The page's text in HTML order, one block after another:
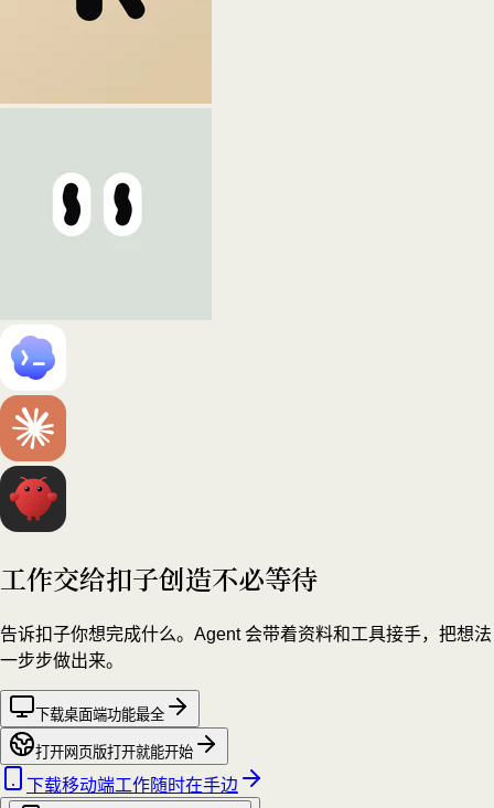
工作交给扣子创造不必等待
告诉扣子你想完成什么。Agent 会带着资料和工具接手，把想法
一步步做出来。
下载桌面端功能最全
打开网页版打开就能开始
下载移动端工作随时在手边